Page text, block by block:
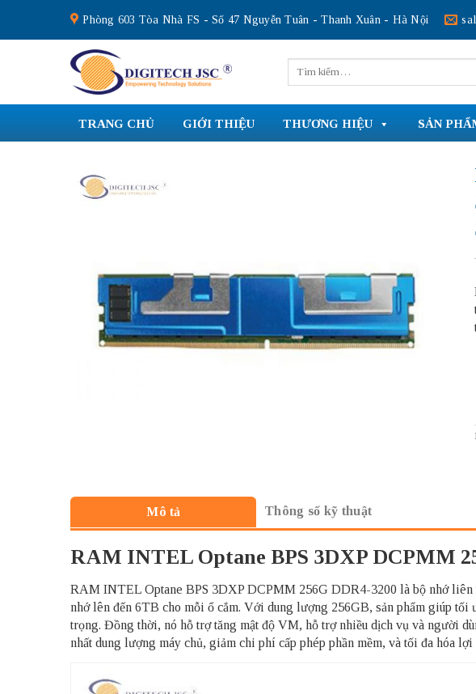
content
Phòng 603 Tòa Nhà FS - Số 47 Nguyễn Tuân - Thanh Xuân - Hà Nội
kiếm:
TRANG CHỦ GIỚI THIỆU THƯƠNG HIỆU SẢN
Mô tả Thông số kỹ thuật
RAM INTEL Optane BPS 3DXP DCPMM
RAM INTEL Optane BPS 3DXP DCPMM 256G DDR4-3200 là bộ nhớ liên
nhớ lên đến 6TB cho mỗi ổ cắm. Với dung lượng 256GB, sản phẩm giúp
trọng. Đồng thời, nó hỗ trợ tăng mật độ VM, hỗ trợ nhiều dịch vụ và người
nhất dung lượng máy chủ, giảm chi phí cấp phép phần mềm, và tối đa hóa lợi